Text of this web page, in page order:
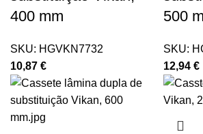
400 mm
SKU: HGVKN7732
10,87 €
500
SKU:
12,94 €